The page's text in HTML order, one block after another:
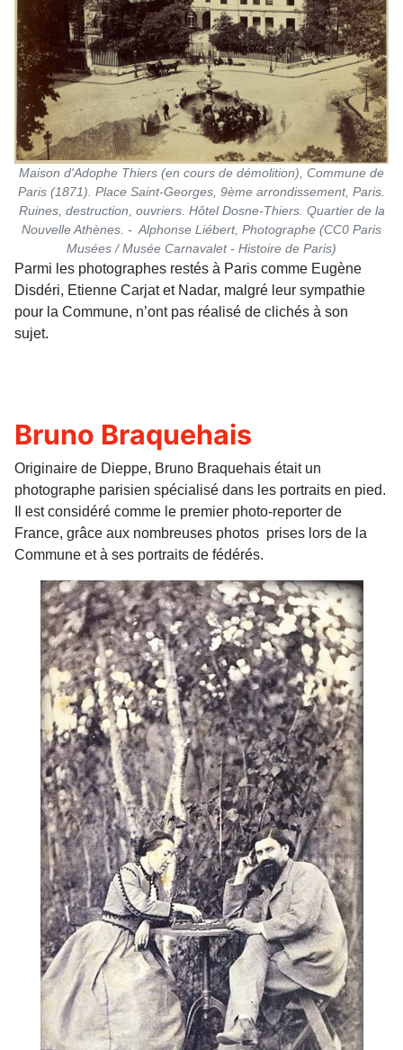
Maison d'Adophe Thiers (en cours de démolition), Commune de
Paris (1871). Place Saint-Georges, 9ème arrondissement, Paris.
Ruines, destruction, ouvriers. Hôtel Dosne-Thiers. Quartier de la
Nouvelle Athènes. - Alphonse Liébert, Photographe (CC0 Paris
Musées / Musée Carnavalet - Histoire de Paris)
Parmi les photographes restés à Paris comme Eugène
Disdéri, Etienne Carjat et Nadar, malgré leur sympathie
pour la Commune, n’ont pas réalisé de clichés à son
sujet.
Bruno Braquehais
Originaire de Dieppe, Bruno Braquehais était un
photographe parisien spécialisé dans les portraits en pied.
Il est considéré comme le premier photo-reporter de
France, grâce aux nombreuses photos prises lors de la
Commune et à ses portraits de fédérés.